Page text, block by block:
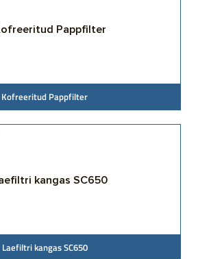
Kofreeritud Pappfilter
Laefiltri kangas SC650